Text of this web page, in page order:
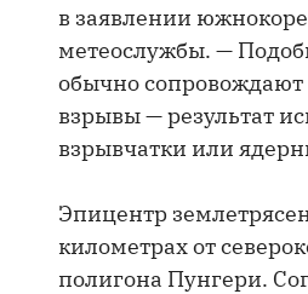
в заявлении
метеослужбы. —
обычно
взрывы — результат
взрывчатки или
Эпицентр
километрах от
полигона Пунгери.